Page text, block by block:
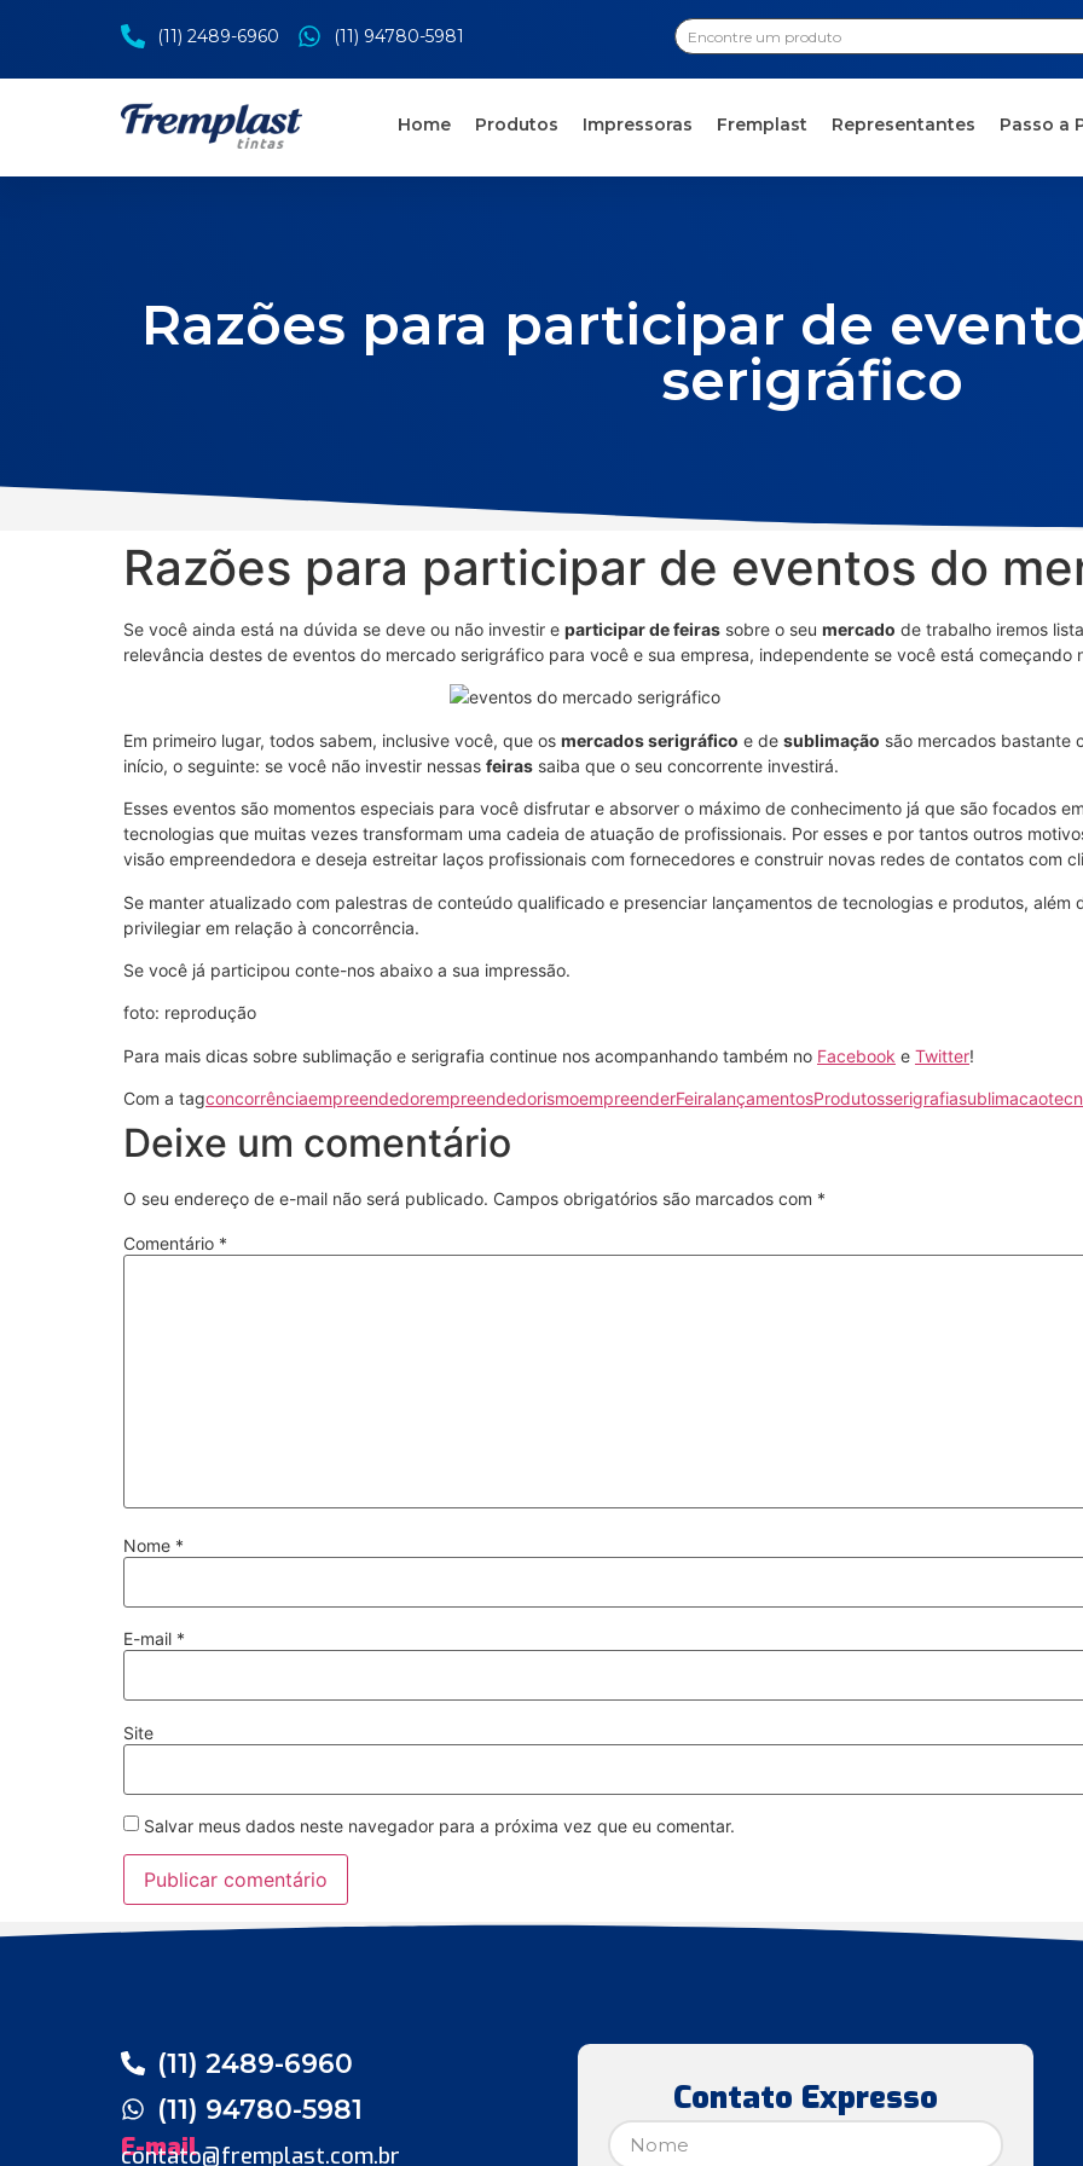
(11) 2489-6960 (11) 94780-5981
Home Produtos Impressoras Fremplast Representantes Passo a
Razões para participar de
serigráfico
Razões para participar de eventos do
Se você ainda está na dúvida se deve ou não investir e participar de feiras sobre o seu mercado de trabalho iremos
relevância destes de eventos do mercado serigráfico para você e sua empresa, independente se você está começando
Em primeiro lugar, todos sabem, inclusive você, que os mercados serigráfico e de sublimação são mercados bastante
início, o seguinte: se você não investir nessas feiras saiba que o seu concorrente investirá.
Esses eventos são momentos especiais para você disfrutar e absorver o máximo de conhecimento já que são focados
tecnologias que muitas vezes transformam uma cadeia de atuação de profissionais. Por esses e por tantos outros
visão empreendedora e deseja estreitar laços profissionais com fornecedores e construir novas redes de contatos com
Se manter atualizado com palestras de conteúdo qualificado e presenciar lançamentos de tecnologias e produtos,
privilegiar em relação à concorrência.
Se você já participou conte-nos abaixo a sua impressão.
foto: reprodução
Para mais dicas sobre sublimação e serigrafia continue nos acompanhando também no Facebook e Twitter!
Com a tagconcorrênciaempreendedorempreendedorismoempreenderFeiralançamentosProdutosserigrafiasublimacao
Deixe um comentário
O seu endereço de e-mail não será publicado. Campos obrigatórios são marcados com *
Comentário *
Nome *
E-mail *
Site
Salvar meus dados neste navegador para a próxima vez que eu comentar.
(11) 2489-6960
(11) 94780-5981
E-mail
contato@fremplast.com.br
Contato Expresso